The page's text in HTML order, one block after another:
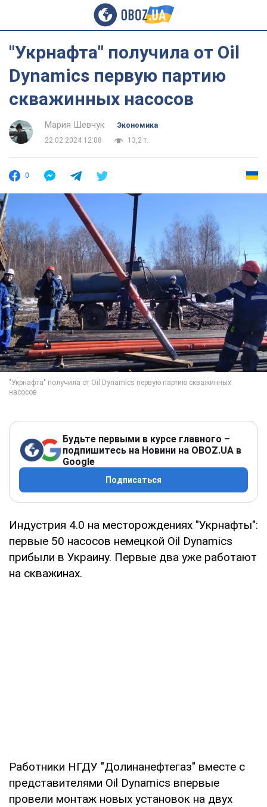
"Укрнафта" получила от Oil
Dynamics первую партию
скважинных насосов
Мария Шевчук
Экономика
22.02.2024 12:08
13,2 т.
0
Будьте первыми в курсе главного –
подпишитесь на Новини на OBOZ.UA в
Google
Подписаться
Индустрия 4.0 на месторождениях "Укрнафты":
первые 50 насосов немецкой Oil Dynamics
прибыли в Украину. Первые два уже работают
на скважинах.
Работники НГДУ "Долинанефтегаз" вместе с
представителями Oil Dynamics впервые
провели монтаж новых установок на двух